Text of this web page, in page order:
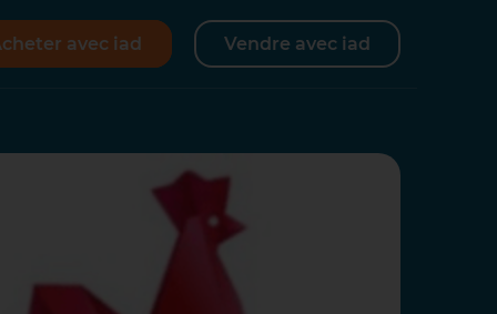
avec iad Vendre avec iad